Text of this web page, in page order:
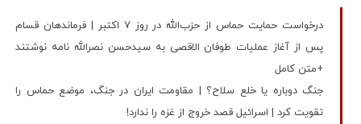
درخواست حمایت حماس از حزب‌الله در روز 7 اکتبر | فرماندهان قسام
پس از آغاز عملیات طوفان الاقصی به سیدحسن نصرالله نامه نوشتند
+متن کامل
جنگ دوباره یا خلع سلاح؟ | مقاومت ایران در جنگ، موضع حماس را
تقویت کرد | اسرائیل قصد خروج از غزه را ندارد!